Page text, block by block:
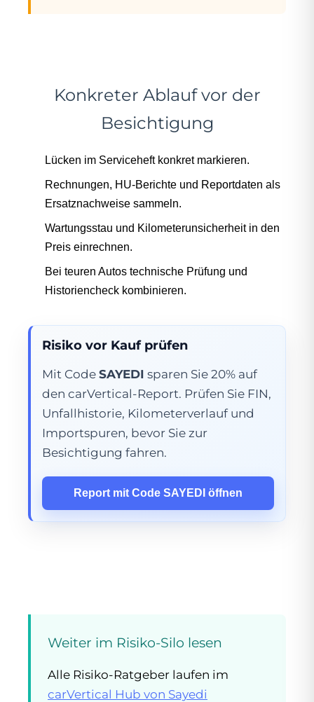
Konkreter Ablauf vor der
Besichtigung
Lücken im Serviceheft konkret markieren.
Rechnungen, HU-Berichte und Reportdaten als
Ersatznachweise sammeln.
Wartungsstau und Kilometerunsicherheit in den
Preis einrechnen.
Bei teuren Autos technische Prüfung und
Historiencheck kombinieren.
Risiko vor Kauf prüfen
Mit Code SAYEDI sparen Sie 20% auf
den carVertical-Report. Prüfen Sie FIN,
Unfallhistorie, Kilometerverlauf und
Importspuren, bevor Sie zur
Besichtigung fahren.
Report mit Code SAYEDI öffnen
Weiter im Risiko-Silo lesen
Alle Risiko-Ratgeber laufen im
carVertical Hub von Sayedi